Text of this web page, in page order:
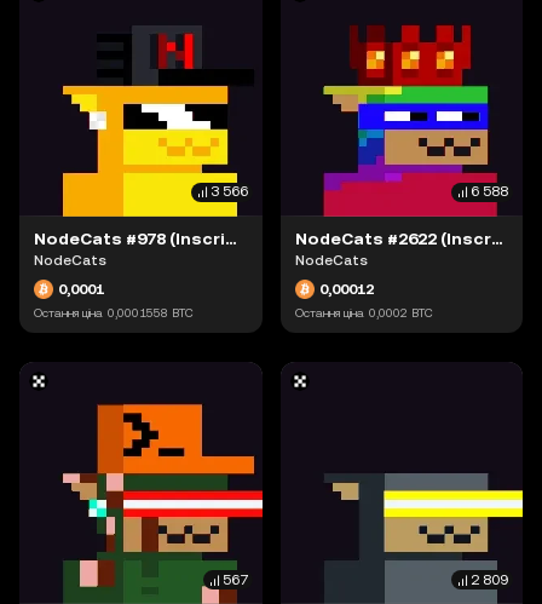
3 566
NodeCats #978 (Inscription #63900306)
NodeCats
0,0001
Остання ціна 0,0001558 BTC
6 588
NodeCats #2622 (Inscription #63879135)
NodeCats
0,00012
Остання ціна 0,0002 BTC
567 2 809